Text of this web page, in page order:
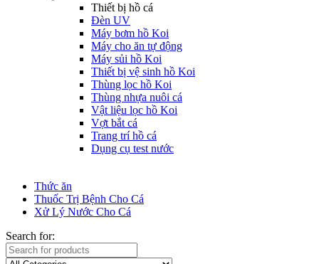
Thiết bị hồ cá
Đèn UV
Máy bơm hồ Koi
Máy cho ăn tự động
Máy sủi hồ Koi
Thiết bị vệ sinh hồ Koi
Thùng lọc hồ Koi
Thùng nhựa nuôi cá
Vật liệu lọc hồ Koi
Vợt bắt cá
Trang trí hồ cá
Dụng cụ test nước
Thức ăn
Thuốc Trị Bệnh Cho Cá
Xử Lý Nước Cho Cá
Search for: